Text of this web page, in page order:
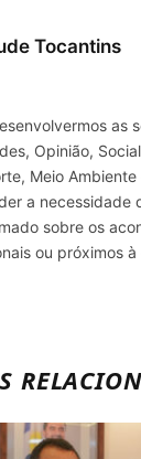
Tocantins
as
Opinião,
Meio
a necessidade
sobre os
ou próximos